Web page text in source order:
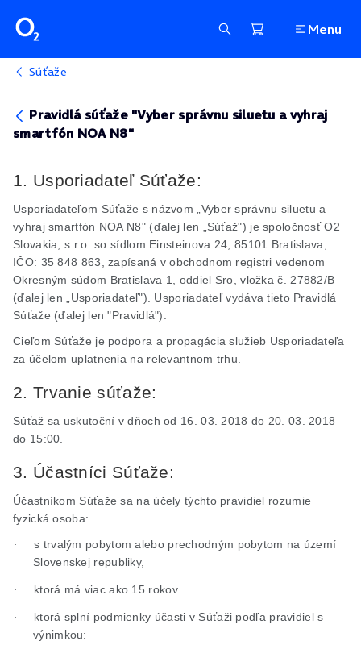
Menu
Súťaže
Pravidlá súťaže "Vyber správnu siluetu a vyhraj
smartfón NOA N8"
1. Usporiadateľ Súťaže:
Usporiadateľom Súťaže s názvom „Vyber správnu siluetu a
vyhraj smartfón NOA N8" (ďalej len „Súťaž") je spoločnosť O2
Slovakia, s.r.o. so sídlom Einsteinova 24, 85101 Bratislava,
IČO: 35 848 863, zapísaná v obchodnom registri vedenom
Okresným súdom Bratislava 1, oddiel Sro, vložka č. 27882/B
(ďalej len „Usporiadateľ"). Usporiadateľ vydáva tieto Pravidlá
Súťaže (ďalej len "Pravidlá").
Cieľom Súťaže je podpora a propagácia služieb Usporiadateľa
za účelom uplatnenia na relevantnom trhu.
2. Trvanie súťaže:
Súťaž sa uskutoční v dňoch od 16. 03. 2018 do 20. 03. 2018
do 15:00.
3. Účastníci Súťaže:
Účastníkom Súťaže sa na účely týchto pravidiel rozumie
fyzická osoba:
·
s trvalým pobytom alebo prechodným pobytom na území
Slovenskej republiky,
· ktorá má viac ako 15 rokov
·
ktorá splní podmienky účasti v Súťaži podľa pravidiel s
výnimkou: